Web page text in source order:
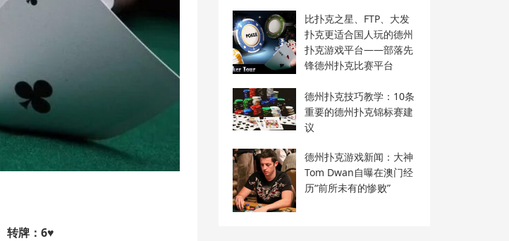
转牌：6♥
比扑克之星、FTP、大发
扑克更适合国人玩的德州
扑克游戏平台——部落先
锋德州扑克比赛平台
德州扑克技巧教学：10条
重要的德州扑克锦标赛建
议
德州扑克游戏新闻：大神
Tom Dwan自曝在澳门经
历“前所未有的惨败”